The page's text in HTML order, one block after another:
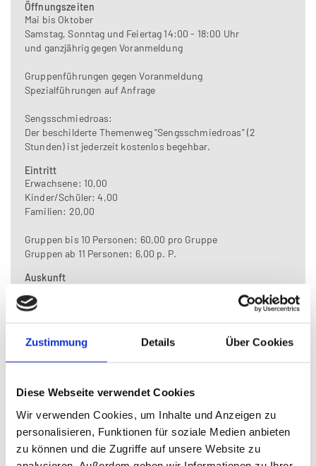
Zustimmung Details Über Cookies
Diese Webseite verwendet Cookies
Wir verwenden Cookies, um Inhalte und Anzeigen zu
personalisieren, Funktionen für soziale Medien anbieten
zu können und die Zugriffe auf unsere Website zu
Öffnungszeiten
Mai bis Oktober
Samstag, Sonntag und Feiertag 14:00 - 18:00 Uhr
und ganzjährig gegen Voranmeldung
Gruppenführungen gegen Voranmeldung
Spezialführungen auf Anfrage
Sengsschmiedroas:
Der beschilderte Themenweg "Sengsschmiedroas" (2
Stunden) ist jederzeit kostenlos begehbar.
Eintritt
Erwachsene: 10,00
Kinder/Schüler: 4,00
Familien: 20,00
Gruppen bis 10 Personen: 60,00 pro Gruppe
Gruppen ab 11 Personen: 6,00 p. P.
Auskunft
Träger
Verein zur Pflege und Erhaltung der Kulturgüter der
Sensenschmiede
Informationen zum Museum
Lage und Anreise
Zuordnungen